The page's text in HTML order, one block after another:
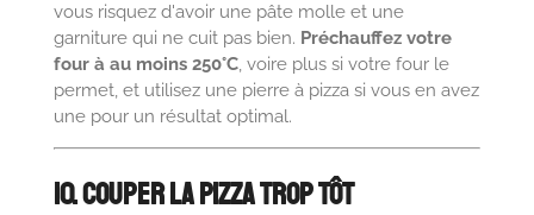
vous risquez d'avoir une pâte molle et une
garniture qui ne cuit pas bien. Préchauffez votre
four à au moins 250°C, voire plus si votre four le
permet, et utilisez une pierre à pizza si vous en avez
une pour un résultat optimal.
10. Couper la Pizza Trop Tôt